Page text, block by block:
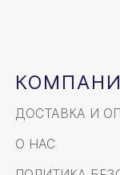
ДОСТАВКА И
О НАС